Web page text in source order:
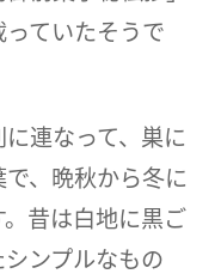
ていたそうで
連なって、巣に
、晩秋から冬に
昔は白地に黒ご
ンプルなもの